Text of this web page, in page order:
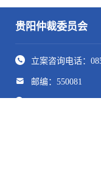
贵阳仲裁委员会
立案咨询电话：
邮编：550081